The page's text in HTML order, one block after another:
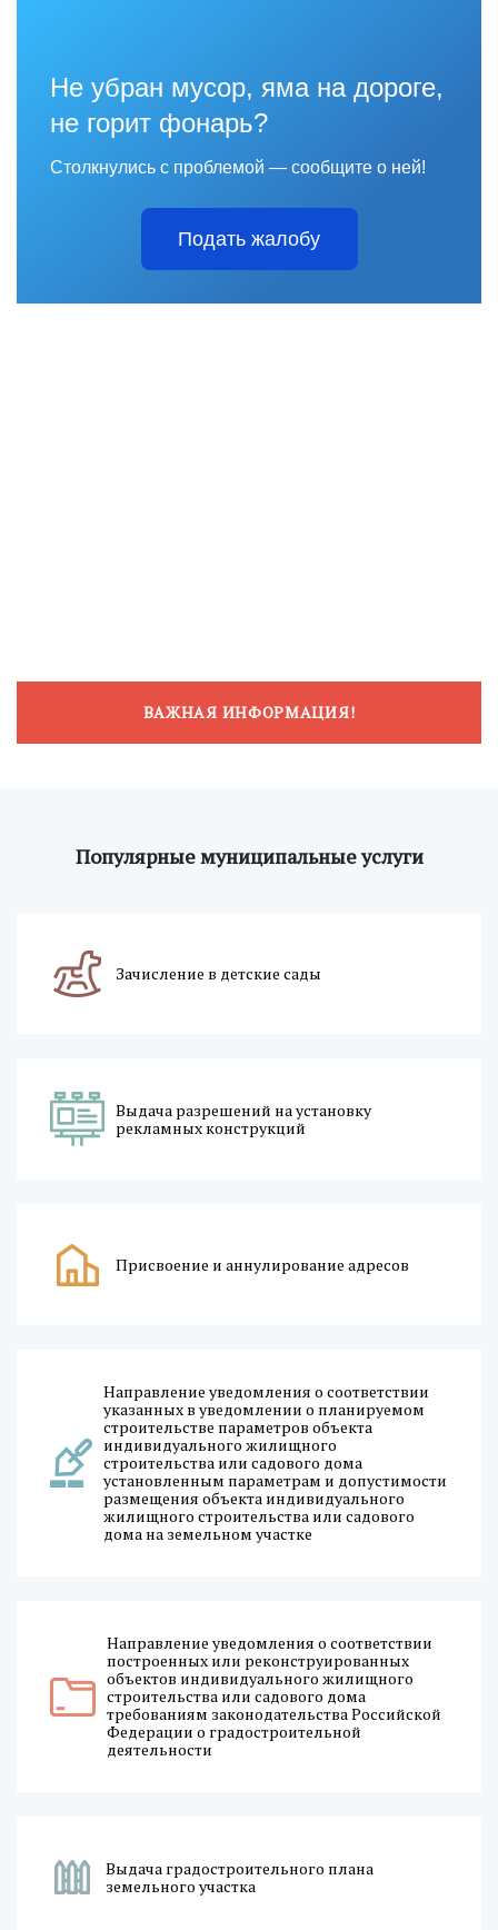
Не убран мусор, яма на дороге,
не горит фонарь?
Столкнулись с проблемой — сообщите о ней!
Подать жалобу
ВАЖНАЯ ИНФОРМАЦИЯ!
Популярные муниципальные услуги
Зачисление в детские сады
Выдача разрешений на установку
рекламных конструкций
Присвоение и аннулирование адресов
Направление уведомления о соответствии
указанных в уведомлении о планируемом
строительстве параметров объекта
индивидуального жилищного
строительства или садового дома
установленным параметрам и допустимости
размещения объекта индивидуального
жилищного строительства или садового
дома на земельном участке
Направление уведомления о соответствии
построенных или реконструированных
объектов индивидуального жилищного
строительства или садового дома
требованиям законодательства Российской
Федерации о градостроительной
деятельности
Выдача градостроительного плана
земельного участка